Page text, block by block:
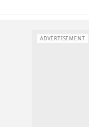
ADVERTISEMENT